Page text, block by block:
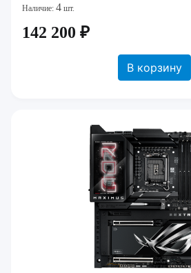
Наличие: 4 шт.
142 200 ₽
В корзину